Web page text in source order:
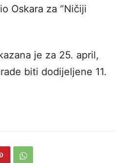
Oskara za “Ničiji
je za 25. april,
biti dodijeljene 11.